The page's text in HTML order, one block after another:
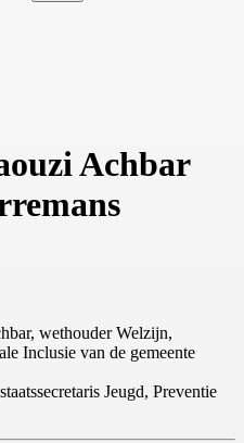
Achbar
wethouder Welzijn,
Inclusie van de gemeente
Jeugd, Preventie